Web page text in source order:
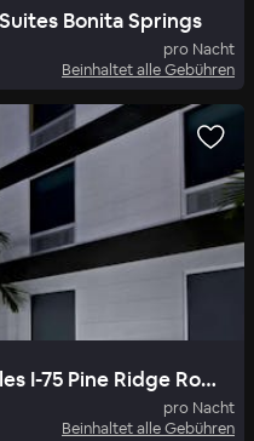
Bonita Springs
pro Nacht
Beinhaltet alle Gebühren
Home2 Suites By Hilton Naples I-75 Pine Ridge Road
pro Nacht
Beinhaltet alle Gebühren